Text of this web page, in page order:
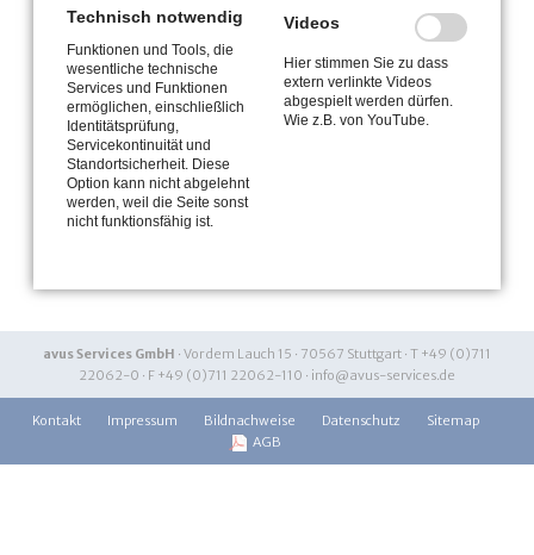
Software-Entwicklung
Systemintegration
Home
News
Aktuelles
Menü (rechts oben)
Über uns
Kontakt
avus Services GmbH · Vor dem Lauch 15 · 70567 Stuttgart · T +49 (0)711
22062-0 · F +49 (0)711 22062-110 · info@avus-services.de
Kontakt Impressum Bildnachweise Datenschutz
Sitemap
AGB
Technisch notwendig
Funktionen und Tools, die
wesentliche technische
Services und Funktionen
ermöglichen, einschließlich
Identitätsprüfung,
Servicekontinuität und
Standortsicherheit. Diese
Option kann nicht abgelehnt
werden, weil die Seite sonst
nicht funktionsfähig ist.
Videos
Hier stimmen Sie zu dass
extern verlinkte Videos
abgespielt werden dürfen.
Wie z.B. von YouTube.